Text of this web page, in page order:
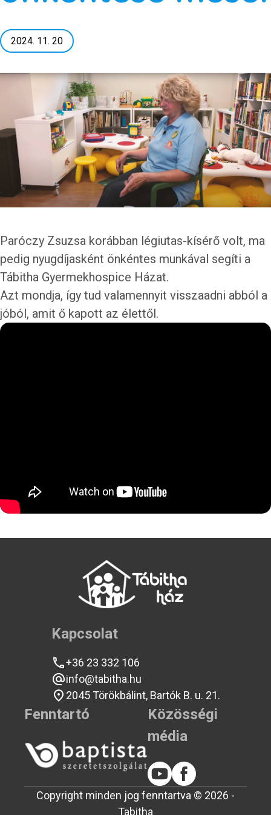
2024. 11. 20
Paróczy Zsuzsa korábban légiutas-kísérő volt, ma
pedig nyugdíjasként önkéntes munkával segíti a
Tábitha Gyermekhospice Házat.
Azt mondja, így tud valamennyit visszaadni abból a
jóból, amit ő kapott az élettől.
Kapcsolat
+36 23 332 106
info@tabitha.hu
2045 Törökbálint, Bartók B. u. 21.
Fenntartó
Közösségi
média
Copyright minden jog fenntartva © 2026 -
Tabitha